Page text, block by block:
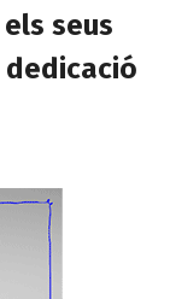
seus
dedicació